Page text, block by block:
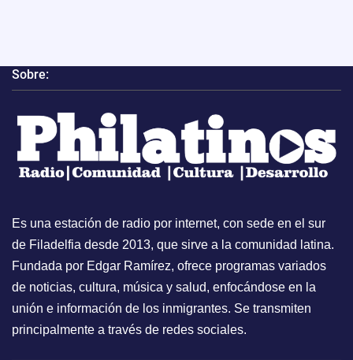
Sobre:
Es una estación de radio por internet, con sede en el sur
de Filadelfia desde 2013, que sirve a la comunidad latina.
Fundada por Edgar Ramírez, ofrece programas variados
de noticias, cultura, música y salud, enfocándose en la
unión e información de los inmigrantes. Se transmiten
principalmente a través de redes sociales.